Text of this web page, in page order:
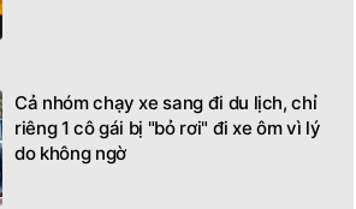
Cả nhóm chạy xe sang đi du lịch, chỉ
riêng 1 cô gái bị "bỏ rơi" đi xe ôm vì lý
do không ngờ